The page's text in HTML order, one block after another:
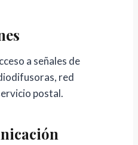
a señales de
red
postal.